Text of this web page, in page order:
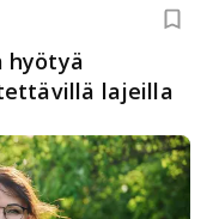
hyötyä
lajeilla